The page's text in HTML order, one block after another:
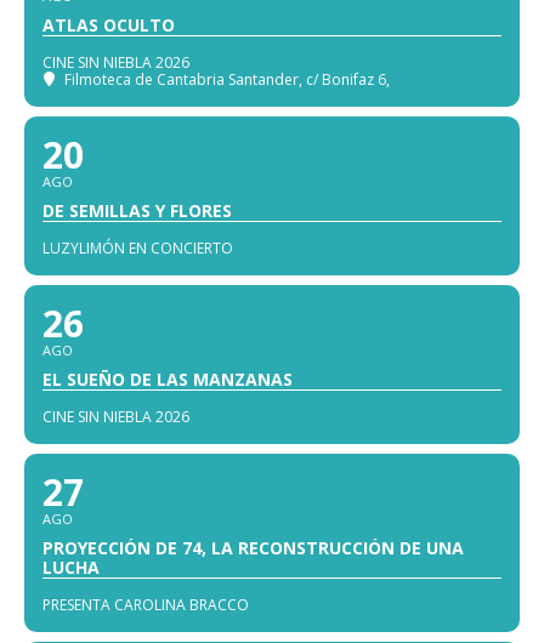
ATLAS OCULTO
CINE SIN NIEBLA 2026
Filmoteca de Cantabria Santander, c/ Bonifaz 6,
20
AGO
DE SEMILLAS Y FLORES
LUZYLIMÓN EN CONCIERTO
26
AGO
EL SUEÑO DE LAS MANZANAS
CINE SIN NIEBLA 2026
27
AGO
PROYECCIÓN DE 74, LA RECONSTRUCCIÓN DE UNA
LUCHA
PRESENTA CAROLINA BRACCO